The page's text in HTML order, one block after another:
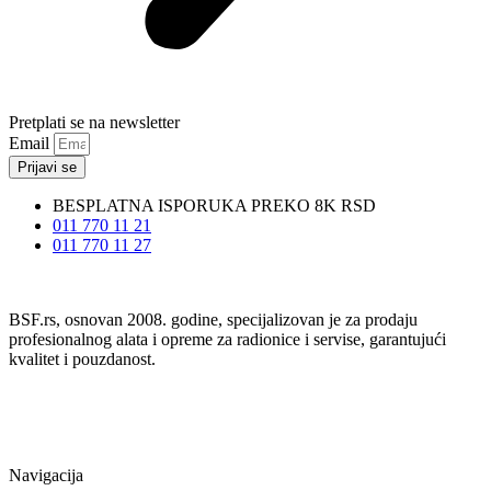
Pretplati se na newsletter
Email
Prijavi se
BESPLATNA ISPORUKA PREKO 8K RSD
011 770 11 21
011 770 11 27
BSF.rs, osnovan 2008. godine, specijalizovan je za prodaju
profesionalnog alata i opreme za radionice i servise, garantujući
kvalitet i pouzdanost.
Navigacija